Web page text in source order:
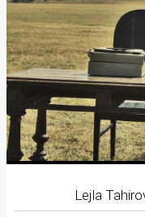
Lejla